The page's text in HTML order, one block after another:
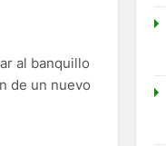
al banquillo
de un nuevo